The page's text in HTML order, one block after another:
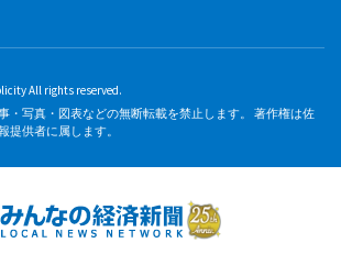
All rights reserved.
・写真・図表などの無断転載を禁止します。 著作権は佐
提供者に属します。